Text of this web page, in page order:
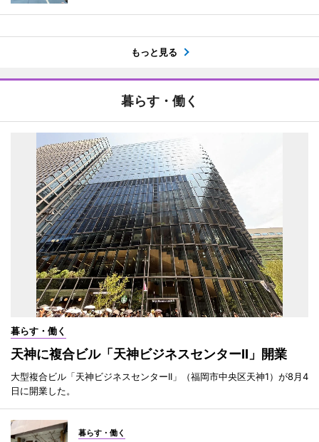
もっと見る
暮らす・働く
暮らす・働く
天神に複合ビル「天神ビジネスセンターII」開業
大型複合ビル「天神ビジネスセンターII」（福岡市中央区天神1）が8月4
日に開業した。
暮らす・働く